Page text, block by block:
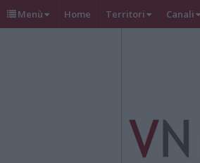
Menù Home Territori Canali